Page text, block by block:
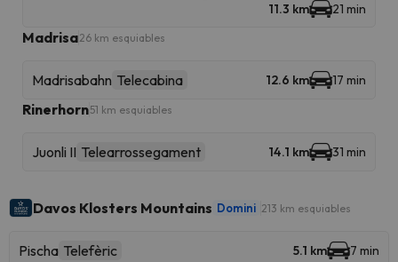
11.3 km 21 min
Madrisa26 km esquiables
Madrisabahn Telecabina 12.6 km 17 min
Rinerhorn51 km esquiables
Juonli II Telearrossegament 14.1 km 31 min
Davos Klosters Mountains Domini 213 km esquiables
Pischa Telefèric 5.1 km 7 min